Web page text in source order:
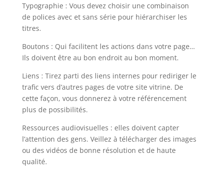
Typographie : Vous devez choisir une combinaison
de polices avec et sans série pour hiérarchiser les
titres.
Boutons : Qui facilitent les actions dans votre page…
Ils doivent être au bon endroit au bon moment.
Liens : Tirez parti des liens internes pour rediriger le
trafic vers d’autres pages de votre site vitrine. De
cette façon, vous donnerez à votre référencement
plus de possibilités.
Ressources audiovisuelles : elles doivent capter
l’attention des gens. Veillez à télécharger des images
ou des vidéos de bonne résolution et de haute
qualité.